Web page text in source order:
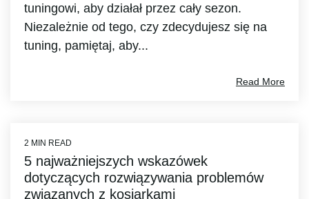
tuningowi, aby działał przez cały sezon.
Niezależnie od tego, czy zdecydujesz się na
tuning, pamiętaj, aby...
Read More
2 MIN READ
5 najważniejszych wskazówek
dotyczących rozwiązywania problemów
związanych z kosiarkami